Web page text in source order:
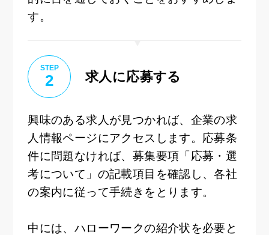
す。
STEP
2 求人に応募する
興味のある求人が見つかれば、企業の求
人情報ページにアクセスします。応募条
件に問題なければ、募集要項「応募・選
考について」の記載項目を確認し、各社
の案内に従って手続きをとります。
中には、ハローワークの紹介状を必要と